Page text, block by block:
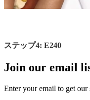
ステップ4: E240
Join our email
Enter your email to get